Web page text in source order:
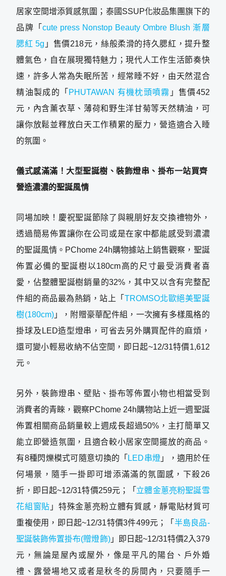
居家空間增添質感氛圍；泰國SSUP化妝品集團旗下的
品牌「 cute press Nonstop Beauty Ombre Blush 漸層
腮紅 5g 」售價218元，絲般柔滑的持久腮紅，提升整
體氣色，自在展現獨特魅力；現代人工作生活節奏快
速，許多人常為失眠所苦，經常睡不好，由天然混合
精油製成的「 PHUTAWAN 有機枕頭噴霧 」售價452
元，內含薰衣草、薄荷和野生洋甘菊等天然精油，可
讓你放鬆並釋放白天工作積累的壓力，營造適合入睡
的氛圍。
儀式感滿滿！大型聖誕樹、裝飾燈串、掛布一站買齊
營造濃濃的聖誕風情
同場加映！慶祝聖誕節除了與親朋好友交換禮物外，
透過簡易佈置讓你在公司或是在家中都能感受到濃濃
的聖誕風情。PChome 24h購物據站上銷售觀察，聖誕
佈置必備的聖誕樹以180cm高的尺寸最受消費者喜
愛，佔整體聖誕樹銷量的32%，其中又以含有完整配
件組的商品最為熱銷，站上「 TROMSO北歐絕美聖誕
樹(180cm)」，附贈豪華配件組，一次擁有多樣風格的
掛球及LED造型燈串，可省去另外購買配件的麻煩，
還可變小輕易收納不佔空間，即日起~12/31特價1,612
元。
另外，裝飾燈串、壁貼、掛布等佈置小物也相當受到
消費者的青睞，觀察PChome 24h購物站上近一週聖誕
佈置相關商品銷量較上週成長超過50%，主打簡單又
能立即營造氛圍，且適合較小居家空間擺放的商品。
有8種閃爍模式可隨意切換的「 LED串燈 」，適用於任
何場景，隨手一掛即可增添滿滿的氛圍感，下殺26
折，即日起~12/31特價259元；「 立體金蔥亮粉聖誕雪
花組窗貼 」特殊金蔥亮粉立體有質感，靜電貼材質可
重複使用，即日起~12/31特價3件499元；「 半島良品-
聖誕裝飾佈置掛布(贈燈飾)」即日起~12/31特價2入379
元，無論是屋內或屋外，像是平凡的陽台、戶外婚
禮、露營場地又或者是秋冬的房間內，只要隨手一